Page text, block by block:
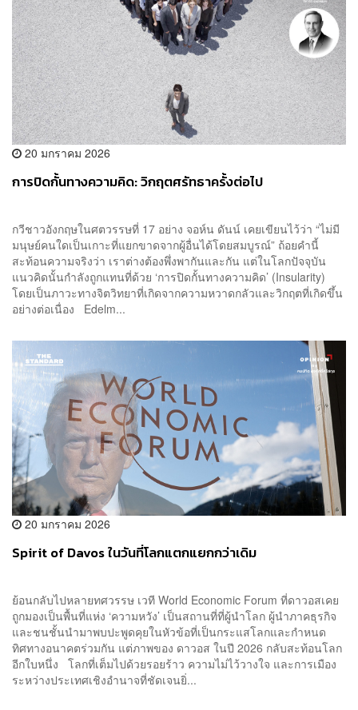
20 มกราคม 2026
การปิดกั้นทางความคิด: วิกฤตศรัทธาครั้งต่อไป
กวีชาวอังกฤษในศตวรรษที่ 17 อย่าง จอห์น ดันน์ เคยเขียนไว้ว่า “ไม่มี
มนุษย์คนใดเป็นเกาะที่แยกขาดจากผู้อื่นได้โดยสมบูรณ์” ถ้อยคำนี้
สะท้อนความจริงว่า เราต่างต้องพึ่งพากันและกัน แต่ในโลกปัจจุบัน
แนวคิดนั้นกำลังถูกแทนที่ด้วย ‘การปิดกั้นทางความคิด’ (Insularity)
โดยเป็นภาวะทางจิตวิทยาที่เกิดจากความหวาดกลัวและวิกฤตที่เกิดขึ้น
อย่างต่อเนื่อง Edelm...
20 มกราคม 2026
Spirit of Davos ในวันที่โลกแตกแยกกว่าเดิม
ย้อนกลับไปหลายทศวรรษ เวที World Economic Forum ที่ดาวอสเคย
ถูกมองเป็นพื้นที่แห่ง ‘ความหวัง’ เป็นสถานที่ที่ผู้นำโลก ผู้นำภาคธุรกิจ
และชนชั้นนำมาพบปะพูดคุยในหัวข้อที่เป็นกระแสโลกและกำหนด
ทิศทางอนาคตร่วมกัน แต่ภาพของ ดาวอส ในปี 2026 กลับสะท้อนโลก
อีกใบหนึ่ง โลกที่เต็มไปด้วยรอยร้าว ความไม่ไว้วางใจ และการเมือง
ระหว่างประเทศเชิงอำนาจที่ชัดเจนยิ่...